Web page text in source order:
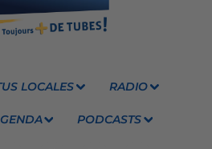
LOCALES RADIO
PODCASTS